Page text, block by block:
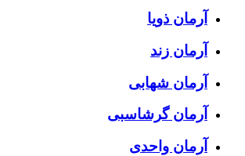
آرمان ذویا
آرمان زند
آرمان شهابی
آرمان گرشاسبی
آرمان واحدی